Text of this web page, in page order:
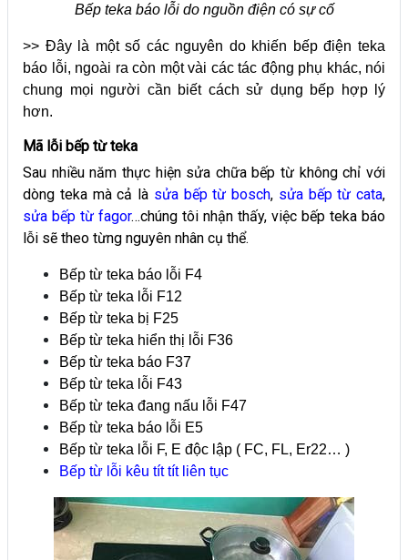
Bếp teka báo lỗi do nguồn điện có sự cố
>> Đây là một số các nguyên do khiến bếp điện teka
báo lỗi, ngoài ra còn một vài các tác động phụ khác, nói
chung mọi người cần biết cách sử dụng bếp hợp lý
hơn.
Mã lỗi bếp từ teka
Sau nhiều năm thực hiện sửa chữa bếp từ không chỉ với
dòng teka mà cả là sửa bếp từ bosch, sửa bếp từ cata,
sửa bếp từ fagor…chúng tôi nhận thấy, việc bếp teka báo
lỗi sẽ theo từng nguyên nhân cụ thể.
Bếp từ teka báo lỗi F4
Bếp từ teka lỗi F12
Bếp từ teka bị F25
Bếp từ teka hiển thị lỗi F36
Bếp từ teka báo F37
Bếp từ teka lỗi F43
Bếp từ teka đang nấu lỗi F47
Bếp từ teka báo lỗi E5
Bếp từ teka lỗi F, E độc lập ( FC, FL, Er22… )
Bếp từ lỗi kêu tít tít liên tục